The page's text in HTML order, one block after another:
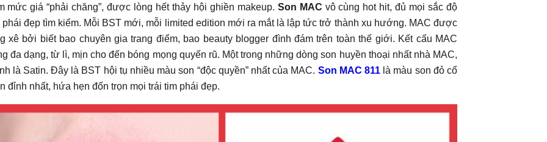
mức giá “phải chăng”, được lòng hết thảy hội ghiền makeup. Son MAC vô cùng hot hit, đủ mọi sắc độ
phái đẹp tìm kiếm. Mỗi BST mới, mỗi limited edition mới ra mắt là lập tức trở thành xu hướng. MAC được
xê bởi biết bao chuyên gia trang điểm, bao beauty blogger đình đám trên toàn thế giới. Kết cấu MAC
đa dạng, từ lì, mịn cho đến bóng mọng quyến rũ. Một trong những dòng son huyền thoại nhất nhà MAC,
là Satin. Đây là BST hội tụ nhiều màu son “độc quyền” nhất của MAC. Son MAC 811 là màu son đỏ cổ
đỉnh nhất, hứa hẹn đốn trọn mọi trái tim phái đẹp.